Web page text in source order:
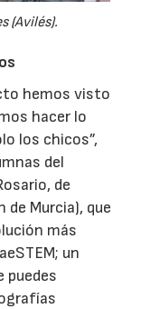
(Avilés).
hemos visto
hacer lo
los chicos”,
del
de
de Murcia), que
más
un
puedes